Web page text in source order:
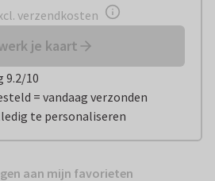
verzendkosten
je kaart
9.2/10
= vandaag verzonden
te personaliseren
aan mijn favorieten